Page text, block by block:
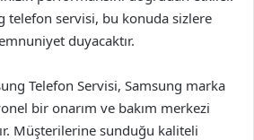
telefon servisi, bu konuda sizlere
duyacaktır.
Telefon Servisi, Samsung marka
bir onarım ve bakım merkezi
Müşterilerine sunduğu kaliteli